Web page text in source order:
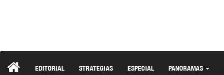
EDITORIAL STRATEGIAS ESPECIAL PANORAMAS